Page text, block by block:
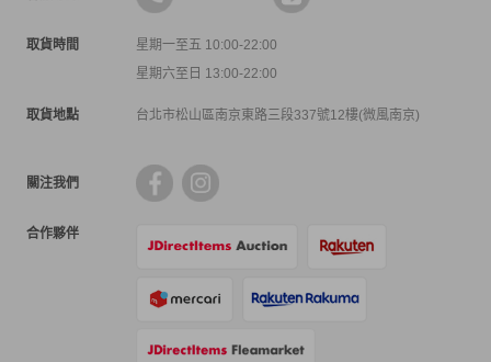
取貨時間
星期一至五 10:00-22:00
星期六至日 13:00-22:00
取貨地點 台北市松山區南京東路三段337號12樓(微風南京)
關注我們
合作夥伴